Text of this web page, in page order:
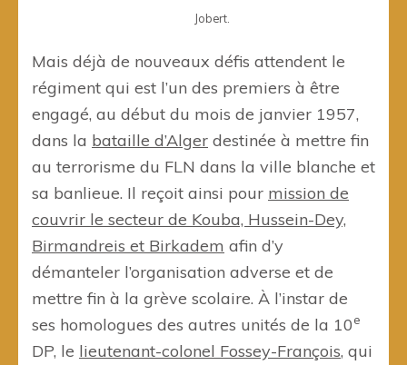
Jobert.
Mais déjà de nouveaux défis attendent le
régiment qui est l’un des premiers à être
engagé, au début du mois de janvier 1957,
dans la bataille d’Alger destinée à mettre fin
au terrorisme du FLN dans la ville blanche et
sa banlieue. Il reçoit ainsi pour mission de
couvrir le secteur de Kouba, Hussein-Dey,
Birmandreis et Birkadem afin d’y
démanteler l’organisation adverse et de
mettre fin à la grève scolaire. À l’instar de
ses homologues des autres unités de la 10e
DP, le lieutenant-colonel Fossey-François, qui